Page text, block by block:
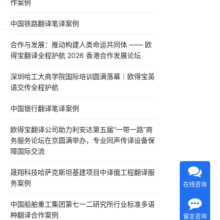
作案例
中国铁路翻译笔译案例
合作与发展：推动构建人类命运共同体 —— 欧
得宝翻译全程护航 2026 香港合作发展论坛
深圳哈工大商学院国际培训圆满落幕｜欧得宝英
语交传全程护航
中国银行翻译笔译案例
欧得宝翻译公司助力利安达第五届“一带一路”商
务服务论坛在京圆满举办，专业同声传译设备保
障国际交流
晟翔科技哈萨克斯坦基建项目中译俄工程翻译服
务案例
中国船舶重工集团第七一二研究所行业标准多语
种翻译合作案例
在线咨询
留言咨询